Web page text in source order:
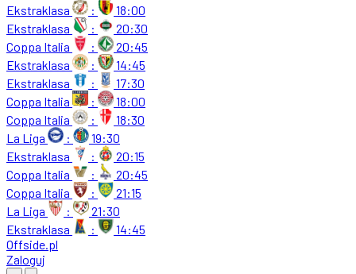
Ekstraklasa
:
18:00
Ekstraklasa
:
20:30
Coppa Italia
:
20:45
Ekstraklasa
:
14:45
Ekstraklasa
:
17:30
Coppa Italia
:
18:00
Coppa Italia
:
18:30
La Liga
:
19:30
Ekstraklasa
:
20:15
Coppa Italia
:
20:45
Coppa Italia
:
21:15
La Liga
:
21:30
Ekstraklasa
:
14:45
Offside.pl
Zaloguj